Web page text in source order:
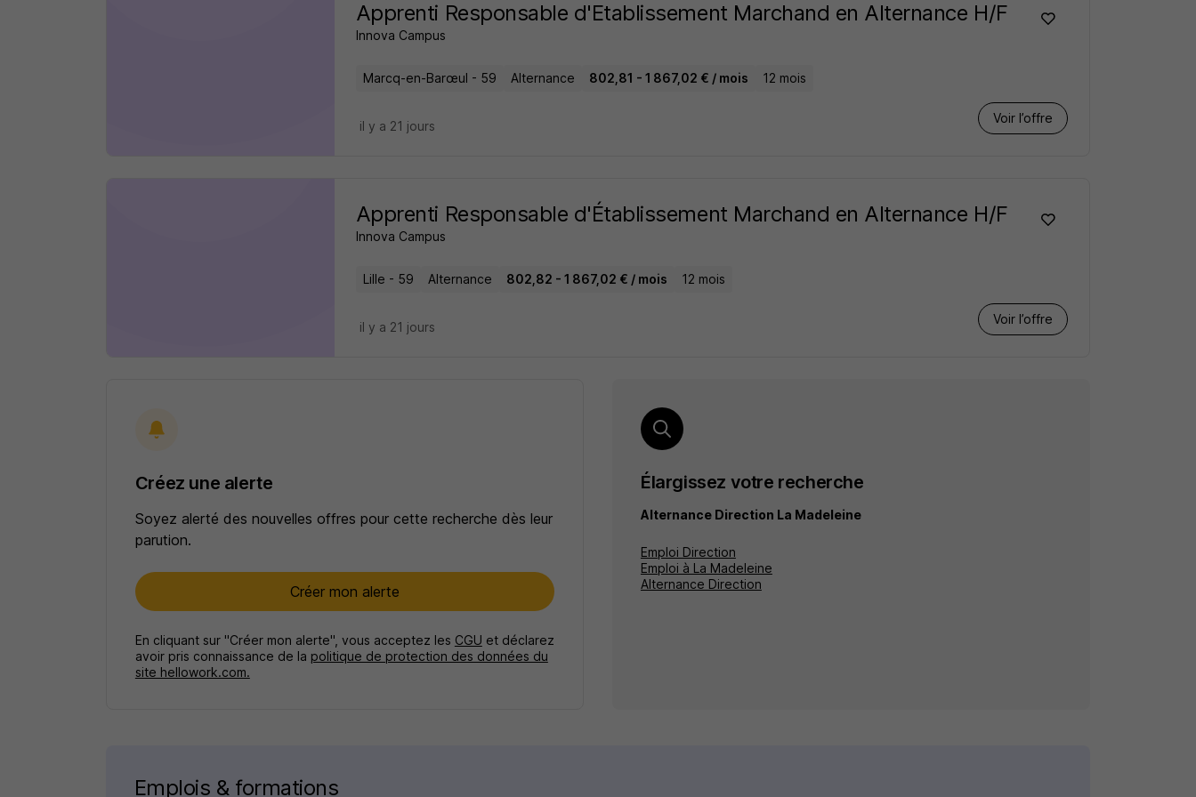
Apprenti Responsable d'Etablissement Marchand en Alternance H/F
Innova Campus
Marcq-en-Barœul - 59 Alternance 802,81 - 1 867,02 € / mois 12 mois
Voir l’offre
il y a 21 jours
Apprenti Responsable d'Établissement Marchand en Alternance H/F
Innova Campus
Lille - 59 Alternance 802,82 - 1 867,02 € / mois 12 mois
Voir l’offre
il y a 21 jours
Créez une alerte
Soyez alerté des nouvelles offres pour cette recherche dès leur
parution.
Créer mon alerte
En cliquant sur "Créer mon alerte", vous acceptez les CGU et déclarez
avoir pris connaissance de la politique de protection des données du
site hellowork.com.
Élargissez votre recherche
Alternance Direction La Madeleine
Emploi Direction
Emploi à La Madeleine
Alternance Direction
Emplois & formations